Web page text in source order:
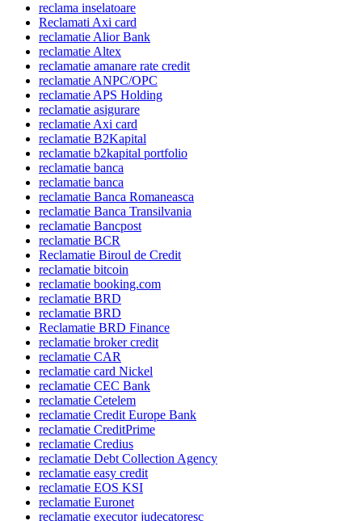
reclama inselatoare
Reclamati Axi card
reclamatie Alior Bank
reclamatie Altex
reclamatie amanare rate credit
reclamatie ANPC/OPC
reclamatie APS Holding
reclamatie asigurare
reclamatie Axi card
reclamatie B2Kapital
reclamatie b2kapital portfolio
reclamatie banca
reclamatie banca
reclamatie Banca Romaneasca
reclamatie Banca Transilvania
reclamatie Bancpost
reclamatie BCR
Reclamatie Biroul de Credit
reclamatie bitcoin
reclamatie booking.com
reclamatie BRD
reclamatie BRD
Reclamatie BRD Finance
reclamatie broker credit
reclamatie CAR
reclamatie card Nickel
reclamatie CEC Bank
reclamatie Cetelem
reclamatie Credit Europe Bank
reclamatie CreditPrime
reclamatie Credius
reclamatie Debt Collection Agency
reclamatie easy credit
reclamatie EOS KSI
reclamatie Euronet
reclamatie executor judecatoresc